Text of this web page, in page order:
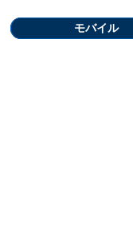
モバイル